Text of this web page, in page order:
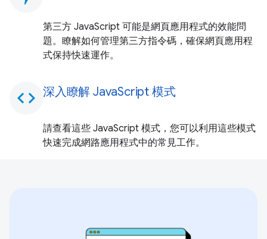
第三方 JavaScript 可能是網頁應用程式的效能問
題。瞭解如何管理第三方指令碼，確保網頁應用程
式保持快速運作。
code 深入瞭解 JavaScript 模式
請查看這些 JavaScript 模式，您可以利用這些模式
快速完成網路應用程式中的常見工作。